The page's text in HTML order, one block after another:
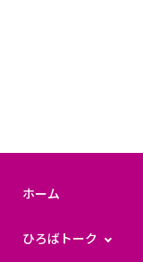
ホーム
ひろばトーク